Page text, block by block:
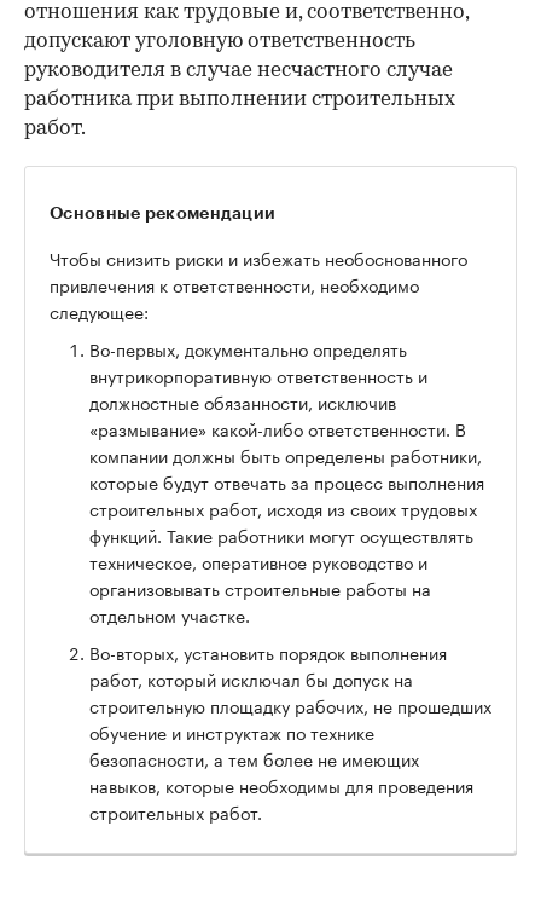
отношения как трудовые и, соответственно,
допускают уголовную ответственность
руководителя в случае несчастного случае
работника при выполнении строительных
работ.
Основные рекомендации
Чтобы снизить риски и избежать необоснованного
привлечения к ответственности, необходимо
следующее:
Во-первых, документально определять
внутрикорпоративную ответственность и
должностные обязанности, исключив
«размывание» какой-либо ответственности. В
компании должны быть определены работники,
которые будут отвечать за процесс выполнения
строительных работ, исходя из своих трудовых
функций. Такие работники могут осуществлять
техническое, оперативное руководство и
организовывать строительные работы на
отдельном участке.
Во-вторых, установить порядок выполнения
работ, который исключал бы допуск на
строительную площадку рабочих, не прошедших
обучение и инструктаж по технике
безопасности, а тем более не имеющих
навыков, которые необходимы для проведения
строительных работ.